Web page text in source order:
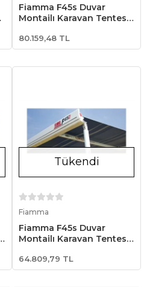
Fiamma F45s Duvar
Montajlı Karavan Tentesi
80.159,48 TL
Tükendi
Fiamma
Fiamma F45s Duvar
Montajlı Karavan Tentesi
64.809,79 TL